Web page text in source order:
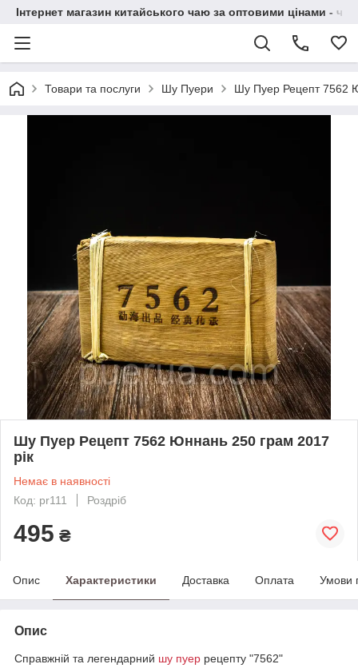
Інтернет магазин китайського чаю за оптовими цінами -
Товари та послуги Шу Пуери Шу Пуер Рецепт 7562
Шу Пуер Рецепт 7562 Юннань 250 грам 2017
рік
Немає в наявності
Код: pr111
Роздріб
495 ₴
Опис Характеристики Доставка Оплата Умови
Опис
Справжній та легендарний шу пуер рецепту "7562"